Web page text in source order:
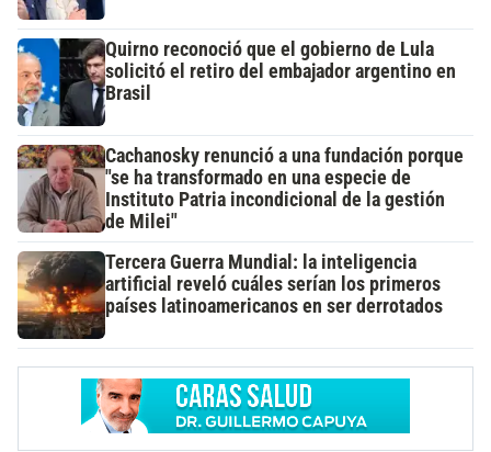
Quirno reconoció que el gobierno de Lula
solicitó el retiro del embajador argentino en
Brasil
Cachanosky renunció a una fundación porque
"se ha transformado en una especie de
Instituto Patria incondicional de la gestión
de Milei"
Tercera Guerra Mundial: la inteligencia
artificial reveló cuáles serían los primeros
países latinoamericanos en ser derrotados